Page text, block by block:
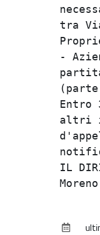
tra
-
altri